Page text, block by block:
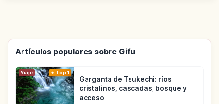
Artículos populares sobre Gifu
Viaje Top 1
Garganta de Tsukechi: ríos
cristalinos, cascadas, bosque y
acceso